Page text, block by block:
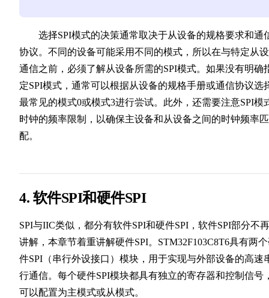
选择SPI模式的决策通常取决于从设备的规格要求和通
协议。不同的设备可能采用不同的模式，所以在与特定从
通信之前，必须了解从设备所需的SPI模式。如果没有明确
定SPI模式，通常可以根据从设备的规格手册或通信协议选
最常见的模式0或模式3进行尝试。此外，还需要注意SPI模
时钟的频率限制，以确保主设备和从设备之间的时钟频率匹
配。
4. 软件SPI和硬件SPI
SPI与IIC类似，都分有软件SPI和硬件SPI，软件SPI部分不再
讲解，本章节着重讲解硬件SPI。STM32F103C8T6具有两
件SPI（串行外设接口）模块，用于实现与外部设备的高速
行通信。每个硬件SPI模块都具有独立的寄存器和控制信号
可以配置为主模式或从模式。